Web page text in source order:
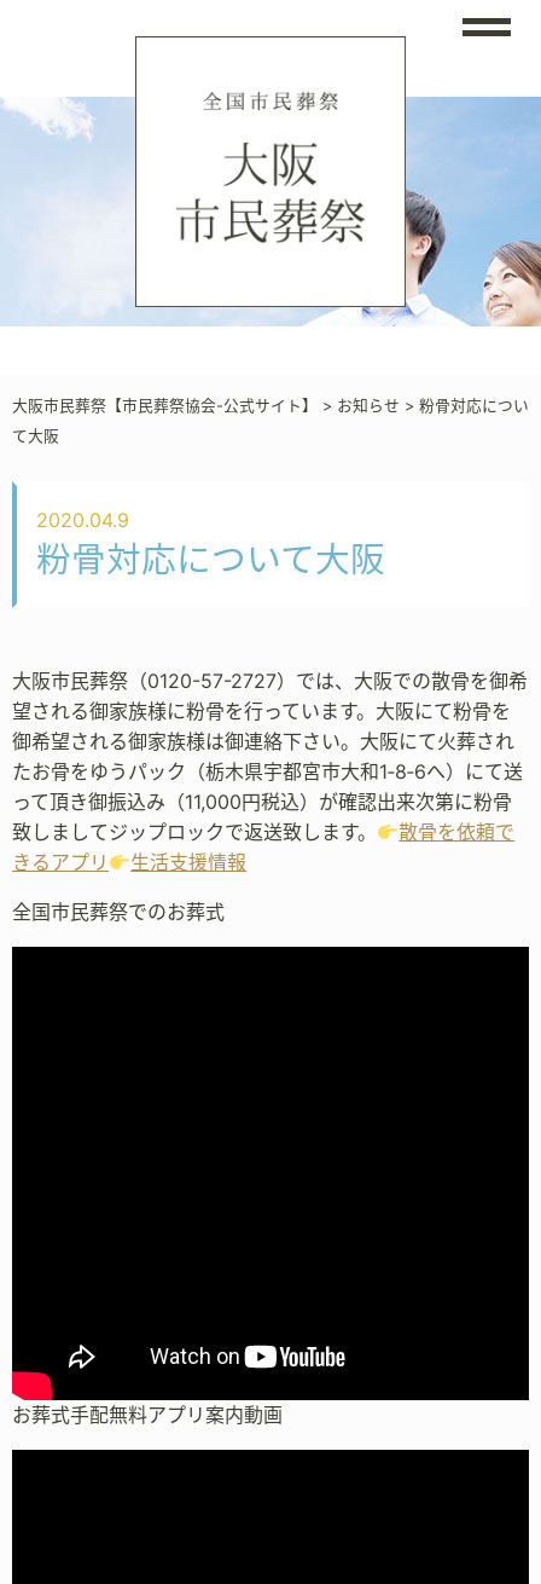
大阪市民葬祭【市民葬祭協会-公式サイト】 > お知らせ > 粉骨対応につい
て大阪
2020.04.9
粉骨対応について大阪
大阪市民葬祭（0120-57-2727）では、大阪での散骨を御希
望される御家族様に粉骨を行っています。大阪にて粉骨を
御希望される御家族様は御連絡下さい。大阪にて火葬され
たお骨をゆうパック（栃木県宇都宮市大和1‐8‐6へ）にて送
って頂き御振込み（11,000円税込）が確認出来次第に粉骨
致しましてジップロックで返送致します。
散骨を依頼で
きるアプリ
生活支援情報
全国市民葬祭でのお葬式
お葬式手配無料アプリ案内動画